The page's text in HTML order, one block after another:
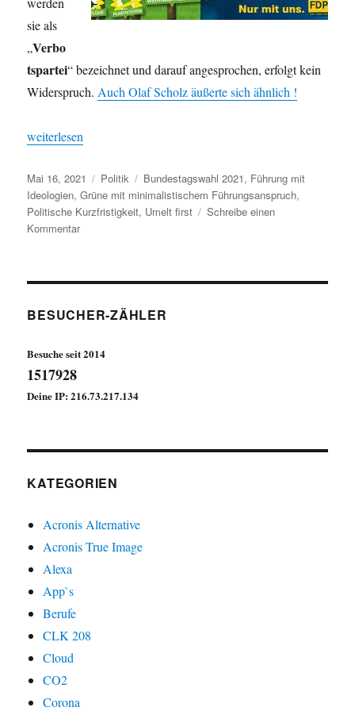
sie als
„Verbo
tspartei“ bezeichnet und darauf angesprochen, erfolgt kein
Widerspruch. Auch Olaf Scholz äußerte sich ähnlich !
„GRÜNE – minimalistischer Führungsanspruch“
weiterlesen
Veröffentlicht
am
Mai 16, 2021 Kategorien
Politik Schlagwörter
Bundestagswahl 2021, Führung mit
Ideologien,Grüne mit minimalistischem Führungsanspruch,
Politische Kurzfristigkeit, Umelt first
Schreibe einen
Kommentarzu
BESUCHER-ZÄHLER
Besuche seit 2014
1517928
Deine IP: 216.73.217.134
KATEGORIEN
Acronis Alternative
Acronis True Image
Alexa
App`s
Berufe
CLK 208
Cloud
CO2
Corona